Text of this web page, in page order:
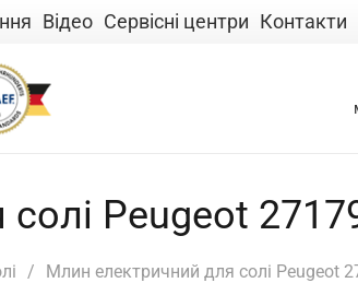
Відео Сервісні центри Контакти
Peugeot
/ Млин електричний для солі Peugeot